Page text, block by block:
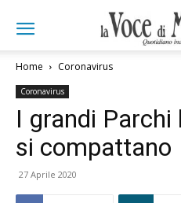
Home Coronavirus
Coronavirus
I grandi
si compattano
27 Aprile 2020